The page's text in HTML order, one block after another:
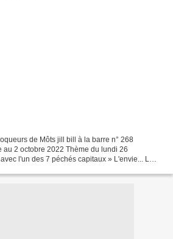
de Môts jill bill à la barre n° 268
au 2 octobre 2022 Thème du lundi 26
l'un des 7 péchés capitaux » L'envie... L